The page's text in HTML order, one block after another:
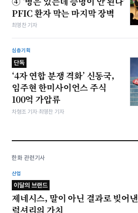
PFIC 환자 막는 마지막 장벽
최영찬 기자
심층기획
단독
‘4자 연합 분쟁 격화’ 신동국,
임주현 한미사이언스 주식
100억 가압류
차형조 기자·최영찬 기자
한화 관련기사
산업
이달의 브랜드
제네시스, 말이 아닌 결과로 빚어낸
럭셔리의 가치